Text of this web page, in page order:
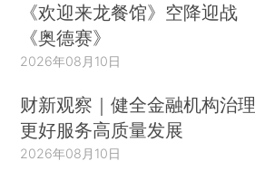
《欢迎来龙餐馆》空降迎战
《奥德赛》
2026年08月10日
财新观察｜健全金融机构治理
更好服务高质量发展
2026年08月10日